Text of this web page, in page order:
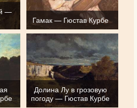
—
Гамак — Гюстав Курбе
Долина Лу в грозовую
погоду — Гюстав Курбе